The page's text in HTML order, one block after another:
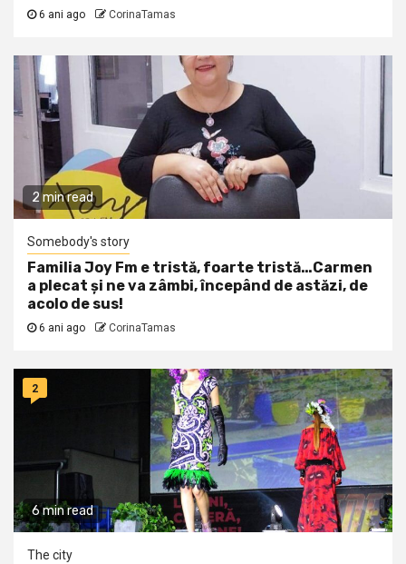
6 ani ago CorinaTamas
2 min read
Somebody's story
Familia Joy Fm e tristă, foarte tristă…Carmen
a plecat și ne va zâmbi, începând de astăzi, de
acolo de sus!
6 ani ago CorinaTamas
6 min read
2
The city